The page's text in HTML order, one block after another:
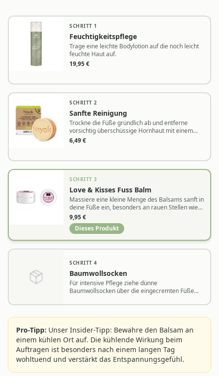
SCHRITT 1
Feuchtigkeitspflege
Trage eine leichte Bodylotion auf die noch leicht
feuchte Haut auf.
19,95€
SCHRITT 2
Sanfte Reinigung
Trockne die Füße gründlich ab und entferne
vorsichtig überschüssige Hornhaut mit einem
Bimsstein.
6,49€
SCHRITT 3
Love & Kisses Fuss Balm
Massiere eine kleine Menge des Balsams sanft in
deine Füße ein, besonders an rauen Stellen wie
Fersen und Ballen.
9,95€
Dieses Produkt
SCHRITT 4
Baumwollsocken
Für intensive Pflege ziehe dünne
Baumwollsocken über die eingecremten Füße
Pro-Tipp: Unser Insider-Tipp: Bewahre den Balsam an
einem kühlen Ort auf. Die kühlende Wirkung beim
Auftragen ist besonders nach einem langen Tag
wohltuend und verstärkt das Entspannungsgefühl.